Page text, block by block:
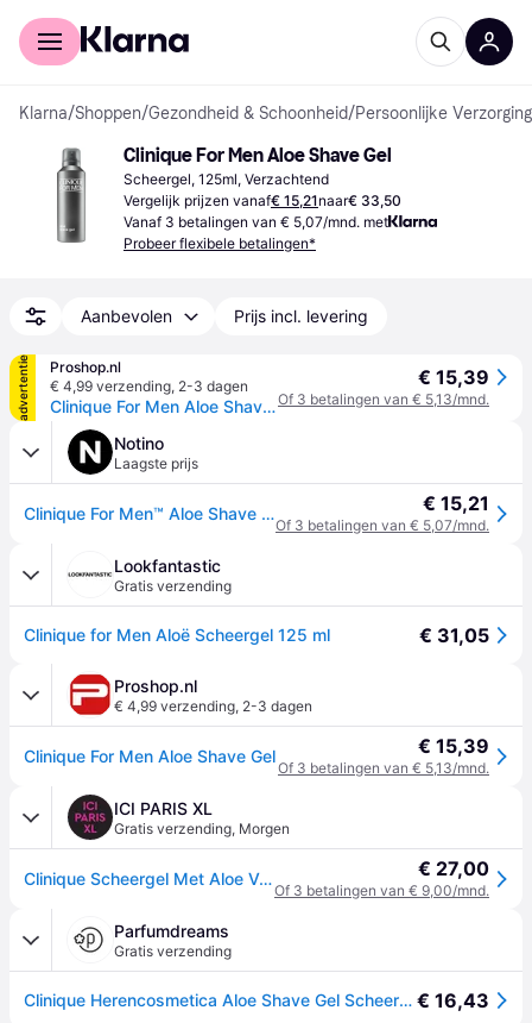
Voor shoppers
Klarna/Shoppen/Gezondheid & Schoonheid/Persoonlijke Verzorging
Clinique For Men Aloe Shave Gel
Scheergel, 125ml, Verzachtend
Vergelijk prijzen vanaf€ 15,21naar€ 33,50
Vanaf 3 betalingen van € 5,07/mnd. met
Probeer flexibele betalingen*
Aanbevolen Prijs incl. levering
advertentie
Proshop.nl
€ 4,99 verzending, 2-3 dagen
Clinique For Men Aloe Shave Gel
€ 15,39
Of 3 betalingen van € 5,13/mnd.
Notino
Laagste prijs
Clinique For Men™ Aloe Shave Gel Scheergel 125 ml € 15,21
Of 3 betalingen van € 5,07/mnd.
Lookfantastic
Gratis verzending
Clinique for Men Aloë Scheergel 125 ml € 31,05
Proshop.nl
€ 4,99 verzending, 2-3 dagen
Clinique For Men Aloe Shave Gel € 15,39
Of 3 betalingen van € 5,13/mnd.
ICI PARIS XL
Gratis verzending, Morgen
Clinique Scheergel Met Aloe Vera Verzachtend Clinique - Clinique For Men™ Aloe Shave Gel Scheergel - Met Aloë Vera - Verzachtend € 27,00
Of 3 betalingen van € 9,00/mnd.
Parfumdreams
Gratis verzending
Clinique Herencosmetica Aloe Shave Gel Scheergel Heren 125 ml € 16,43